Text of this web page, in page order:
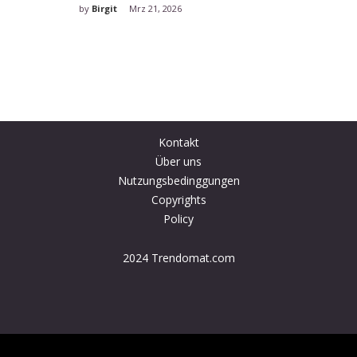
Kontakt
Über uns
Nutzungsbedinggungen
Copyrights
Policy
2024 Trendomat.com